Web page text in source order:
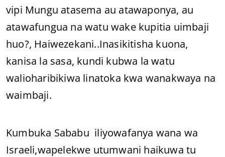
vipi Mungu atasema au atawaponya, au
atawafungua na watu wake kupitia uimbaji
huo?, Haiwezekani..Inasikitisha kuona,
kanisa la sasa, kundi kubwa la watu
walioharibikiwa linatoka kwa wanakwaya na
waimbaji.
Kumbuka Sababu iliyowafanya wana wa
Israeli,wapelekwe utumwani haikuwa tu